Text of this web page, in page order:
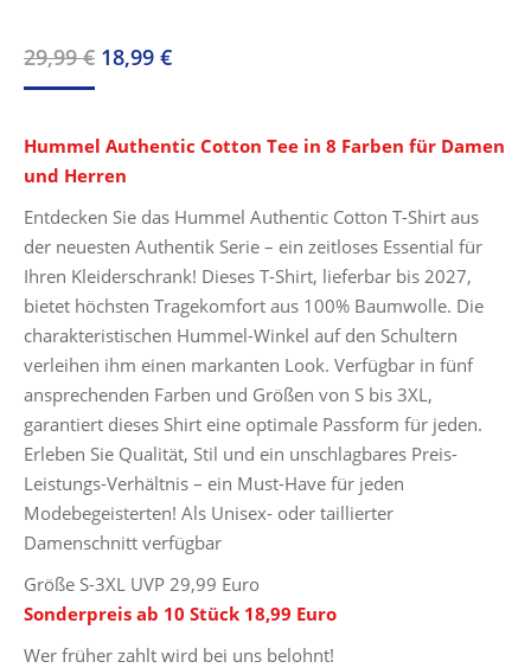
29,99€ Ursprünglicher
29,99 €
18,99 €Aktueller
18,99 €.
Hummel Authentic Cotton Tee in 8 Farben für Damen
und Herren
Entdecken Sie das Hummel Authentic Cotton T-Shirt aus
der neuesten Authentik Serie – ein zeitloses Essential für
Ihren Kleiderschrank! Dieses T-Shirt, lieferbar bis 2027,
bietet höchsten Tragekomfort aus 100% Baumwolle. Die
charakteristischen Hummel-Winkel auf den Schultern
verleihen ihm einen markanten Look. Verfügbar in fünf
ansprechenden Farben und Größen von S bis 3XL,
garantiert dieses Shirt eine optimale Passform für jeden.
Erleben Sie Qualität, Stil und ein unschlagbares Preis-
Leistungs-Verhältnis – ein Must-Have für jeden
Modebegeisterten! Als Unisex- oder taillierter
Damenschnitt verfügbar
Größe S-3XL UVP 29,99 Euro
Sonderpreis ab 10 Stück 18,99 Euro
Wer früher zahlt wird bei uns belohnt!